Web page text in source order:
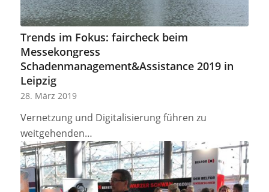
Trends im Fokus: faircheck beim
Messekongress
Schadenmanagement&Assistance 2019 in
Leipzig
28. März 2019
Vernetzung und Digitalisierung führen zu
weitgehenden…